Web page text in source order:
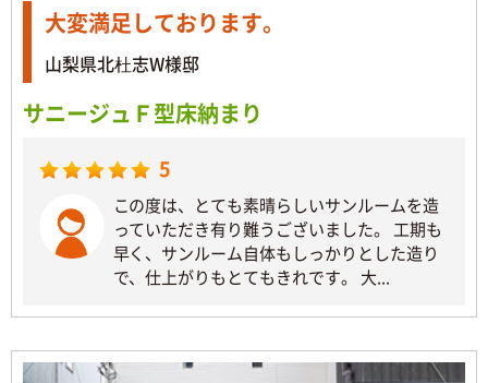
大変満足しております。
山梨県北杜志W様邸
サニージュＦ型床納まり
5
この度は、とても素晴らしいサンルームを造
っていただき有り難うございました。 工期も
早く、サンルーム自体もしっかりとした造り
で、仕上がりもとてもきれです。 大...